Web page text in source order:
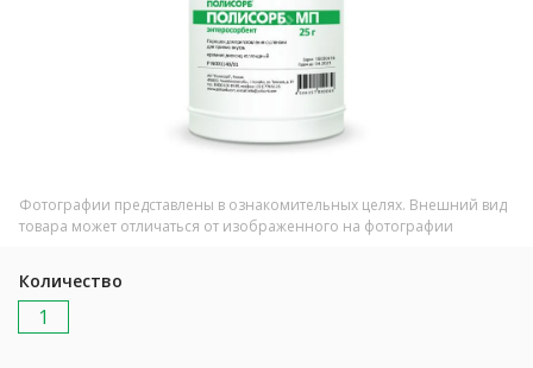
Фотографии представлены в ознакомительных целях. Внешний вид
товара может отличаться от изображенного на фотографии
Количество
1